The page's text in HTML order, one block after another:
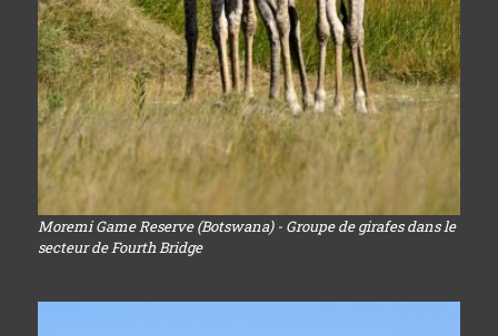
Moremi Game Reserve (Botswana) - Groupe de girafes dans le
secteur de Fourth Bridge